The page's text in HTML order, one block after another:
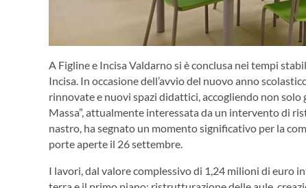
A Figline e Incisa Valdarno si è conclusa nei tempi
Incisa. In occasione dell’avvio del nuovo anno
rinnovate e nuovi spazi didattici, accogliendo non
Massa”, attualmente interessata da un intervento di
nastro, ha segnato un momento significativo per la
porte aperte il 26 settembre.
I lavori, dal valore complessivo di 1,24 milioni di euro